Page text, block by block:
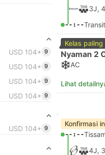
USD 104+ 9
USD 104+ 9
USD 104+ 9
USD 104+ 9
USD 104+ 9
3J,
--:--
Kelas
Nyaman 2
AC
Lihat
Konfirmasi
--:--
4J,